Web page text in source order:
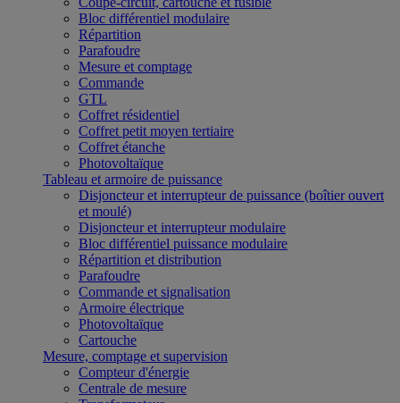
Bloc différentiel modulaire
Répartition
Parafoudre
Mesure et comptage
Commande
GTL
Coffret résidentiel
Coffret petit moyen tertiaire
Coffret étanche
Photovoltaïque
Tableau et armoire de puissance
Disjoncteur et interrupteur de puissance (boîtier ouvert
et moulé)
Disjoncteur et interrupteur modulaire
Bloc différentiel puissance modulaire
Répartition et distribution
Parafoudre
Commande et signalisation
Armoire électrique
Photovoltaïque
Cartouche
Mesure, comptage et supervision
Compteur d'énergie
Centrale de mesure